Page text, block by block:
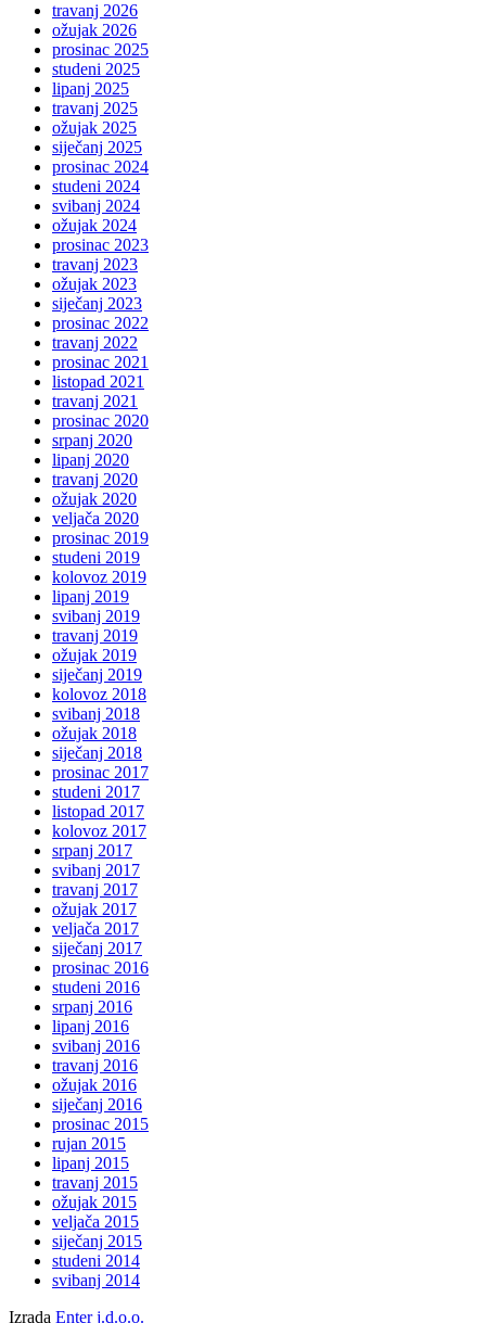
travanj 2026
ožujak 2026
prosinac 2025
studeni 2025
lipanj 2025
travanj 2025
ožujak 2025
siječanj 2025
prosinac 2024
studeni 2024
svibanj 2024
ožujak 2024
prosinac 2023
travanj 2023
ožujak 2023
siječanj 2023
prosinac 2022
travanj 2022
prosinac 2021
listopad 2021
travanj 2021
prosinac 2020
srpanj 2020
lipanj 2020
travanj 2020
ožujak 2020
veljača 2020
prosinac 2019
studeni 2019
kolovoz 2019
lipanj 2019
svibanj 2019
travanj 2019
ožujak 2019
siječanj 2019
kolovoz 2018
svibanj 2018
ožujak 2018
siječanj 2018
prosinac 2017
studeni 2017
listopad 2017
kolovoz 2017
srpanj 2017
svibanj 2017
travanj 2017
ožujak 2017
veljača 2017
siječanj 2017
prosinac 2016
studeni 2016
srpanj 2016
lipanj 2016
svibanj 2016
travanj 2016
ožujak 2016
siječanj 2016
prosinac 2015
rujan 2015
lipanj 2015
travanj 2015
ožujak 2015
veljača 2015
siječanj 2015
studeni 2014
svibanj 2014
Izrada Enter j.d.o.o.